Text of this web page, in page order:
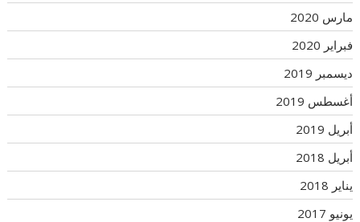
مارس 2020
فبراير 2020
ديسمبر 2019
أغسطس 2019
أبريل 2019
أبريل 2018
يناير 2018
يونيو 2017